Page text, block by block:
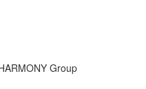
Group